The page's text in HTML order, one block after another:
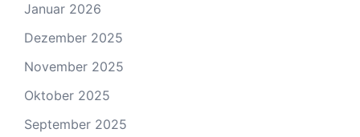
Januar 2026
Dezember 2025
November 2025
Oktober 2025
September 2025